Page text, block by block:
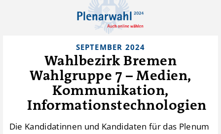
SEPTEMBER 2024
Wahlbezirk Bremen
Wahlgruppe 7 – Medien,
Kommunikation,
Informationstechnologien
Die Kandidatinnen und Kandidaten für das Plenum